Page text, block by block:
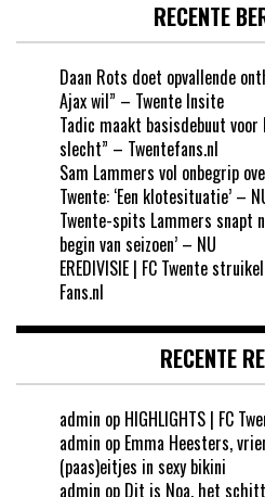
RECENTE
Daan Rots doet opvallende
Ajax wil” – Twente Insite
Tadic maakt basisdebuut voor
slecht” – Twentefans.nl
Sam Lammers vol onbegrip
Twente: ‘Een klotesituatie’ –
Twente-spits Lammers snapt
begin van seizoen’ – NU
EREDIVISIE | FC Twente
Fans.nl
RECENTE
admin op HIGHLIGHTS | FC
admin op Emma Heesters,
(paas)eitjes in sexy bikini
admin op Dit is Noa, het